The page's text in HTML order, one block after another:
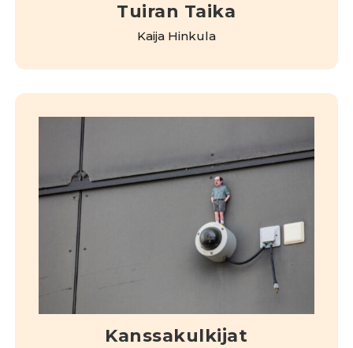
Tuiran Taika
Kaija Hinkula
Kanssakulkijat